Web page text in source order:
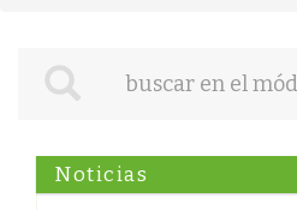
Noticias